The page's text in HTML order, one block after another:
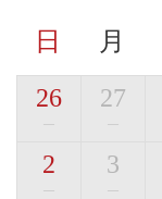
自信を持って提
地場の旨味、和
日 月
26
—
27
—
2
—
3
—